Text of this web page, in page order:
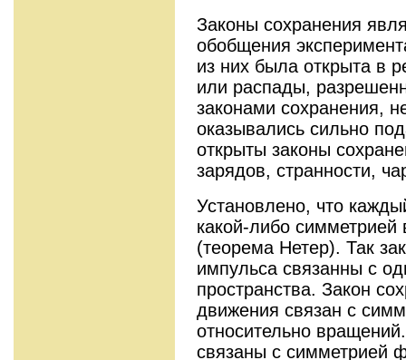
Законы сохранения
обобщения
из них была открыта в
или распады,
законами сохранения,
оказывались сильно
открыты законы
зарядов, странности,
Установлено, что
какой-либо
(теорема Нетер). Так
импульса связанны с
пространства. Закон
движения связан с
относительно
связаны с симметрией